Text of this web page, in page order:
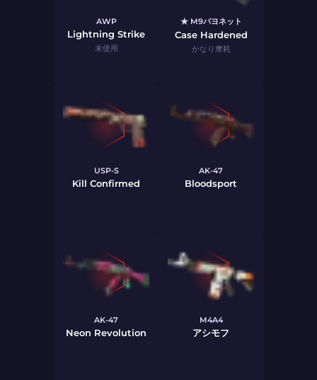
AWP
Lightning Strike
未使用
★ M9バヨネット
Case Hardened
かなり摩耗
USP-S
Kill Confirmed
AK-47
Bloodsport
AK-47
Neon Revolution
M4A4
アシモフ